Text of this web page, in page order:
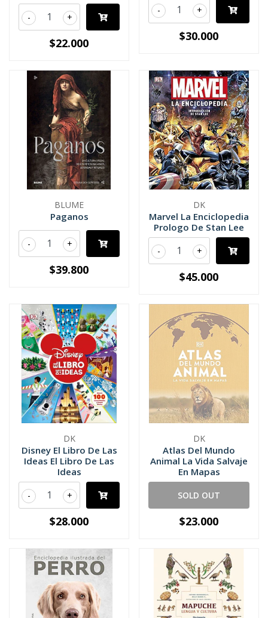
+
-
$22.000
+
-
$30.000
BLUME
Paganos
+
-
$39.800
DK
Marvel La Enciclopedia
Prologo De Stan Lee
+
-
$45.000
DK
Disney El Libro De Las
Ideas El Libro De Las
Ideas
+
-
$28.000
DK
Atlas Del Mundo
Animal La Vida Salvaje
En Mapas
SOLD OUT
$23.000